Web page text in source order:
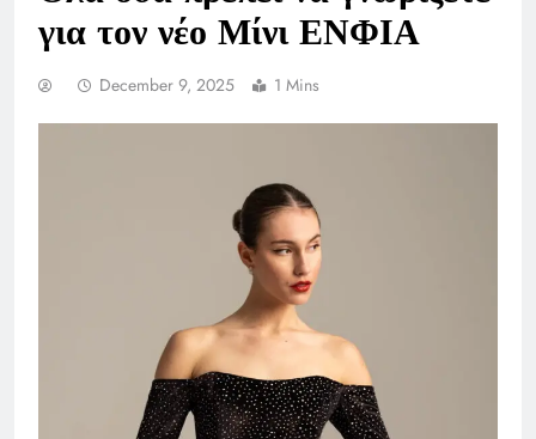
για τον νέο Μίνι ΕΝΦΙΑ
December 9, 2025 1 Mins